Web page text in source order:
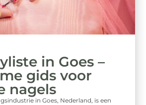
in Goes –
gids voor
nagels
in Goes, Nederland, is een